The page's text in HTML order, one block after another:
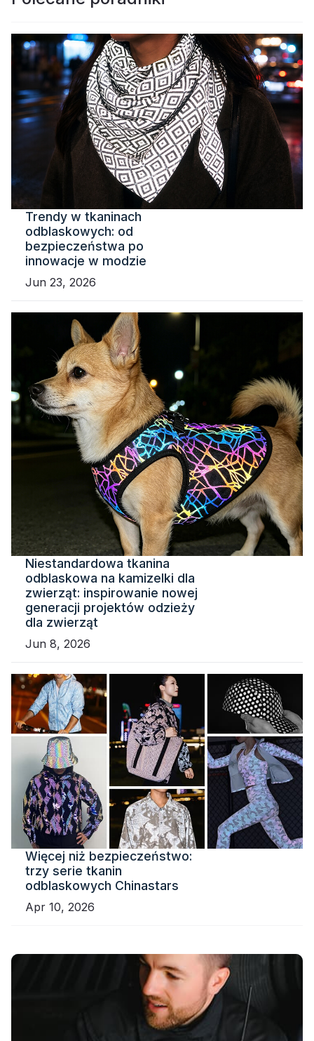
Trendy w tkaninach
odblaskowych: od
bezpieczeństwa po
innowacje w modzie
Jun 23, 2026
Niestandardowa tkanina
odblaskowa na kamizelki dla
zwierząt: inspirowanie nowej
generacji projektów odzieży
dla zwierząt
Jun 8, 2026
Więcej niż bezpieczeństwo:
trzy serie tkanin
odblaskowych Chinastars
Apr 10, 2026